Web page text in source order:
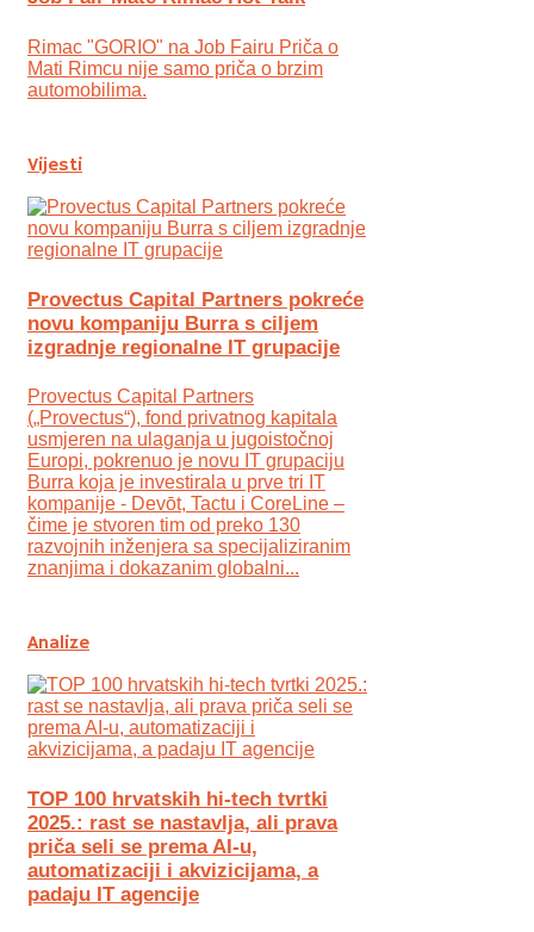
Rimac "GORIO" na Job Fairu Priča o
Mati Rimcu nije samo priča o brzim
automobilima.
Vijesti
Provectus Capital Partners pokreće
novu kompaniju Burra s ciljem
izgradnje regionalne IT grupacije
Provectus Capital Partners
(„Provectus“), fond privatnog kapitala
usmjeren na ulaganja u jugoistočnoj
Europi, pokrenuo je novu IT grupaciju
Burra koja je investirala u prve tri IT
kompanije - Devōt, Tactu i CoreLine –
čime je stvoren tim od preko 130
razvojnih inženjera sa specijaliziranim
znanjima i dokazanim globalni...
Analize
TOP 100 hrvatskih hi-tech tvrtki
2025.: rast se nastavlja, ali prava
priča seli se prema AI-u,
automatizaciji i akvizicijama, a
padaju IT agencije